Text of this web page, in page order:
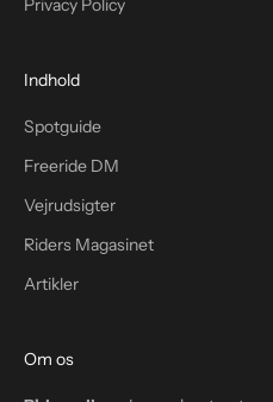
Privacy Policy
Indhold
Spotguide
Freeride DM
Vejrudsigter
Riders Magasinet
Artikler
Om os